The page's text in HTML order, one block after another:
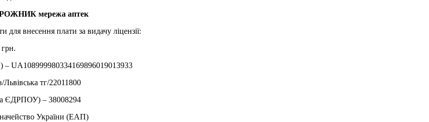
мережа аптек
для внесення плати за видачу ліцензії:
– UA108999980334169896019013933
тг/22011800
ЄДРПОУ) – 38008294
України (ЕАП)